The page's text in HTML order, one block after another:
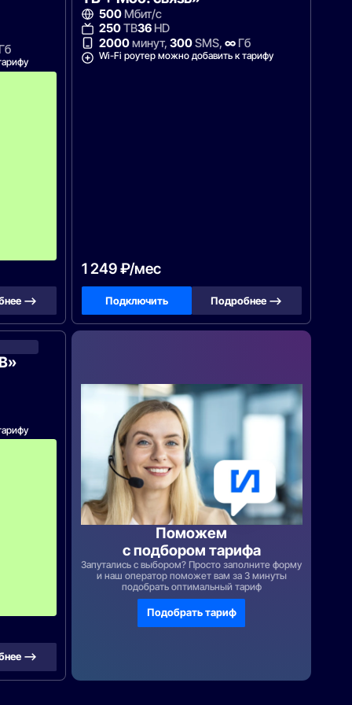
Гб
—>
500 Мбит/с
250ТВ36 HD
2000минут,300SMS,∞ Гб
Wi-Fi роутер можно добавить к тарифу
1 249 ₽/мес
Подключить Подробнее —>
—>
Поможем
с подбором тарифа
Запутались с выбором? Просто заполните форму
и наш оператор поможет вам за 3 минуты
подобрать оптимальный тариф
Подобрать тариф